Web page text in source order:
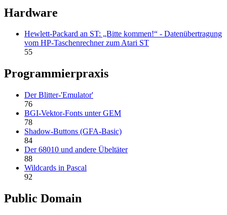
Hardware
Hewlett-Packard an ST: „Bitte kommen!“ - Datenübertragung
vom HP-Taschenrechner zum Atari ST
55
Programmierpraxis
Der Blitter-'Emulator'
76
BGI-Vektor-Fonts unter GEM
78
Shadow-Buttons (GFA-Basic)
84
Der 68010 und andere Übeltäter
88
Wildcards in Pascal
92
Public Domain